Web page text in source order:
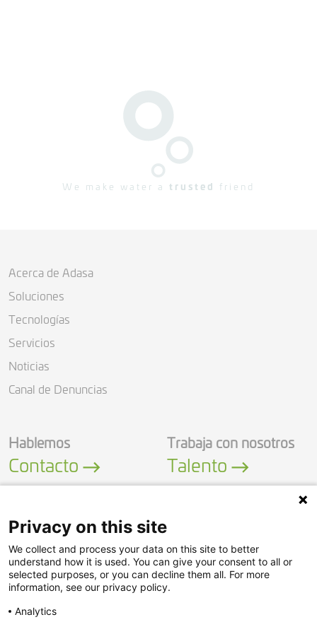
We make water a trusted friend
Acerca de Adasa
Soluciones
Tecnologías
Servicios
Noticias
Canal de Denuncias
Hablemos
Contacto
Trabaja con nosotros
Talento
LinkedIn YouTube
Política de Seguridad
Política de Privacidad
Privacy on this site
We collect and process your data on this site to better
understand how it is used. You can give your consent to all or
selected purposes, or you can decline them all. For more
information, see our privacy policy.
Analytics